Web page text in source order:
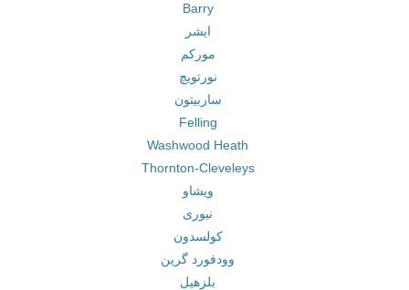
Barry
ایشر
مورکم
نورتویچ
ساربیتون
Felling
Washwood Heath
Thornton-Cleveleys
ویشاو
نیوری
کولسدون
وودفورد گرین
بلزهیل